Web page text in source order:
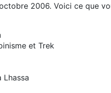
2006. Voici ce que
et Trek
Lhassa